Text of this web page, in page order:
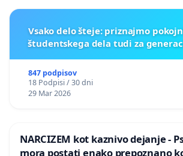
Vsako delo šteje: priznajmo
študentskega dela tudi za
847 podpisov
18 Podpisi / 30 dni
29 Mar 2026
NARCIZEM kot kaznivo dejanje -
mora postati enako prepoznano